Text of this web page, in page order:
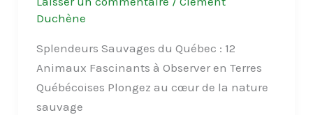
Duchène
Splendeurs Sauvages du Québec : 12
Animaux Fascinants à Observer en Terres
Québécoises Plongez au cœur de la nature
sauvage